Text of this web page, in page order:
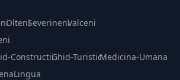
·Olteni·Severineni·Valceni
Constructii·Ghid-Turistic·Medicina-Umana